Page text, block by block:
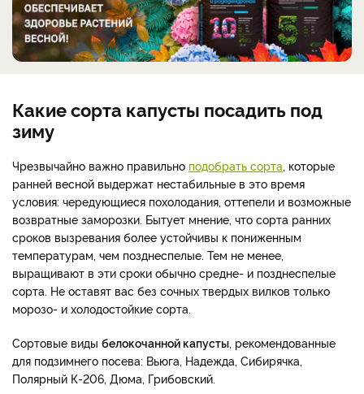
Какие сорта капусты посадить под
зиму
Чрезвычайно важно правильно подобрать сорта , которые
ранней весной выдержат нестабильные в это время
условия: чередующиеся похолодания, оттепели и возможные
возвратные заморозки. Бытует мнение, что сорта ранних
сроков вызревания более устойчивы к пониженным
температурам, чем позднеспелые. Тем не менее,
выращивают в эти сроки обычно средне- и позднеспелые
сорта. Не оставят вас без сочных твердых вилков только
морозо- и холодостойкие сорта.
Сортовые виды белокочанной капусты , рекомендованные
для подзимнего посева: Вьюга, Надежда, Сибирячка,
Полярный К-206, Дюма, Грибовский.